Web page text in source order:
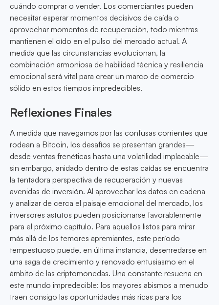
cuándo comprar o vender. Los comerciantes pueden
necesitar esperar momentos decisivos de caída o
aprovechar momentos de recuperación, todo mientras
mantienen el oído en el pulso del mercado actual. A
medida que las circunstancias evolucionan, la
combinación armoniosa de habilidad técnica y resiliencia
emocional será vital para crear un marco de comercio
sólido en estos tiempos impredecibles.
Reflexiones Finales
A medida que navegamos por las confusas corrientes que
rodean a Bitcoin, los desafíos se presentan grandes—
desde ventas frenéticas hasta una volatilidad implacable—
sin embargo, anidado dentro de estas caídas se encuentra
la tentadora perspectiva de recuperación y nuevas
avenidas de inversión. Al aprovechar los datos en cadena
y analizar de cerca el paisaje emocional del mercado, los
inversores astutos pueden posicionarse favorablemente
para el próximo capítulo. Para aquellos listos para mirar
más allá de los temores apremiantes, este período
tempestuoso puede, en última instancia, desenredarse en
una saga de crecimiento y renovado entusiasmo en el
ámbito de las criptomonedas. Una constante resuena en
este mundo impredecible: los mayores abismos a menudo
traen consigo las oportunidades más ricas para los